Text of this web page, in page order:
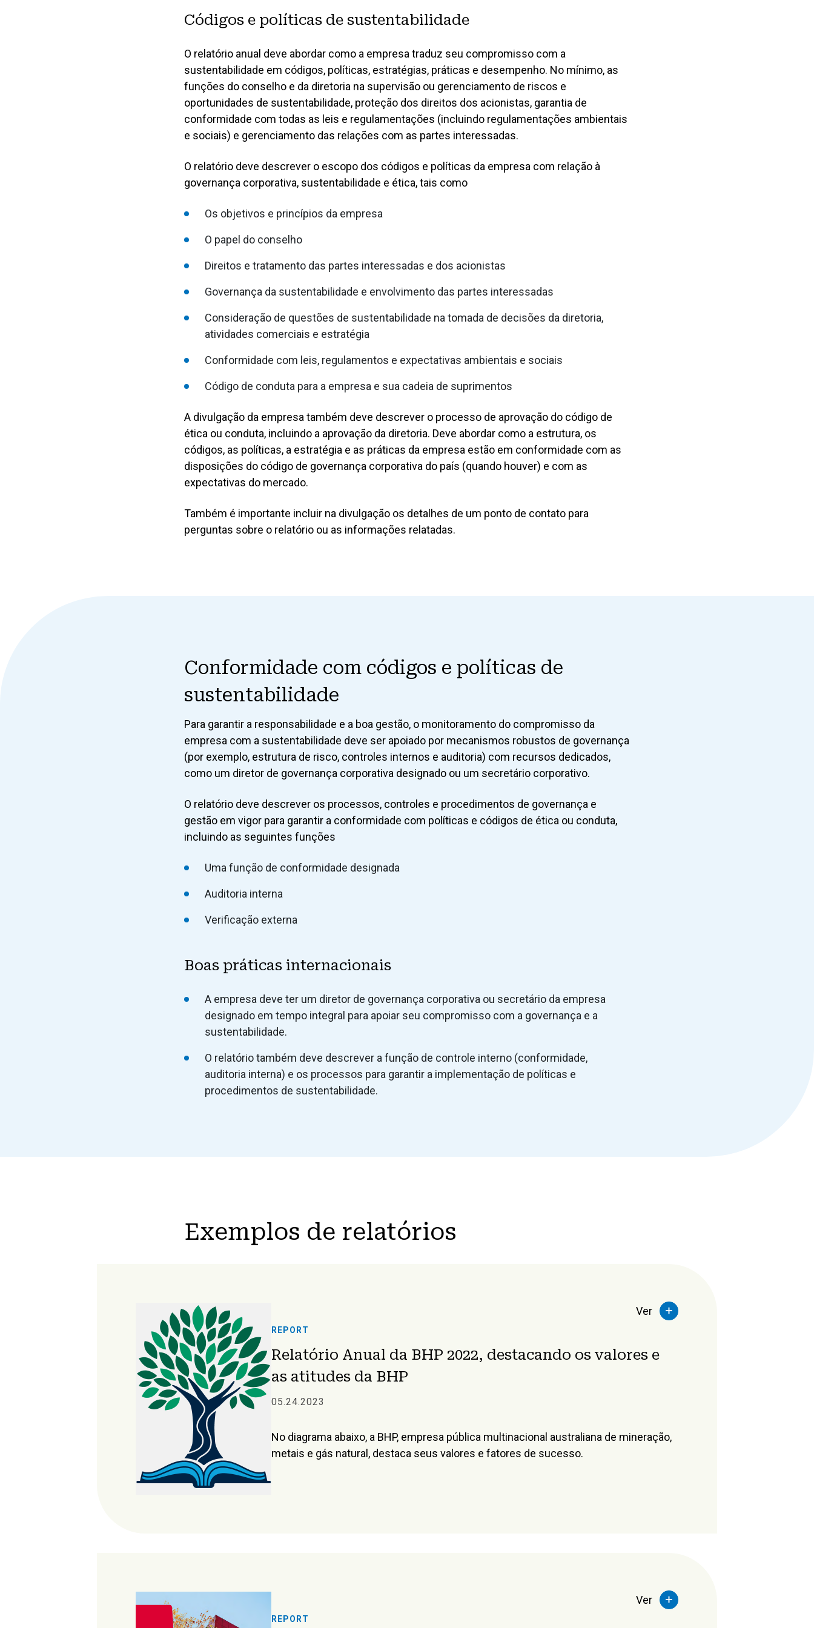
4.4 Auditoria das demonstrações financeiras e garantia de
4.5 Desempenho de sustentabilidade e análise extrafinanceira
4.6 Divulgação do clima - métricas e metas
Códigos e políticas de sustentabilidade
O relatório anual deve abordar como a empresa traduz seu compromisso com a
sustentabilidade em códigos, políticas, estratégias, práticas e desempenho. No mínimo, as
funções do conselho e da diretoria na supervisão ou gerenciamento de riscos e
oportunidades de sustentabilidade, proteção dos direitos dos acionistas, garantia de
conformidade com todas as leis e regulamentações (incluindo regulamentações ambientais
e sociais) e gerenciamento das relações com as partes interessadas.
O relatório deve descrever o escopo dos códigos e políticas da empresa com relação à
governança corporativa, sustentabilidade e ética, tais como
Os objetivos e princípios da empresa
O papel do conselho
Direitos e tratamento das partes interessadas e dos acionistas
Governança da sustentabilidade e envolvimento das partes interessadas
Consideração de questões de sustentabilidade na tomada de decisões da diretoria,
atividades comerciais e estratégia
Conformidade com leis, regulamentos e expectativas ambientais e sociais
Código de conduta para a empresa e sua cadeia de suprimentos
A divulgação da empresa também deve descrever o processo de aprovação do código de
ética ou conduta, incluindo a aprovação da diretoria. Deve abordar como a estrutura, os
códigos, as políticas, a estratégia e as práticas da empresa estão em conformidade com as
disposições do código de governança corporativa do país (quando houver) e com as
expectativas do mercado.
Também é importante incluir na divulgação os detalhes de um ponto de contato para
perguntas sobre o relatório ou as informações relatadas.
Conformidade com códigos e políticas de
sustentabilidade
Para garantir a responsabilidade e a boa gestão, o monitoramento do compromisso da
empresa com a sustentabilidade deve ser apoiado por mecanismos robustos de governança
(por exemplo, estrutura de risco, controles internos e auditoria) com recursos dedicados,
como um diretor de governança corporativa designado ou um secretário corporativo.
O relatório deve descrever os processos, controles e procedimentos de governança e
gestão em vigor para garantir a conformidade com políticas e códigos de ética ou conduta,
incluindo as seguintes funções
Uma função de conformidade designada
Auditoria interna
Verificação externa
Boas práticas internacionais
A empresa deve ter um diretor de governança corporativa ou secretário da empresa
designado em tempo integral para apoiar seu compromisso com a governança e a
sustentabilidade.
O relatório também deve descrever a função de controle interno (conformidade,
auditoria interna) e os processos para garantir a implementação de políticas e
procedimentos de sustentabilidade.
Exemplos de relatórios
Ver
REPORT
Relatório Anual da BHP 2022, destacando os valores e
as atitudes da BHP
05.24.2023
No diagrama abaixo, a BHP, empresa pública multinacional australiana de mineração,
metais e gás natural, destaca seus valores e fatores de sucesso.
Ver
REPORT